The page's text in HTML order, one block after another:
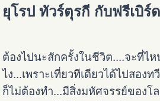
ยุโรป ทัวร์ตุรกี กับฟรีเบิร์
ต้องไปนะสักครั้งในชีวิต....จะ
ไง...เพราะเที่ยวทีเดียวได้ไปสอง
ก็ไม่ต้องทำ...มีสิ่งมหัศจรรย์ของ